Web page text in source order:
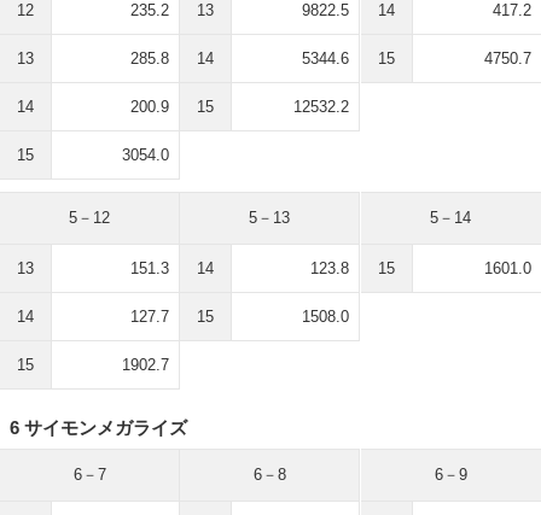
12 235.2
13 285.8
14 200.9
15 3054.0
13 9822.5
14 5344.6
15 12532.2
14 417.2
15 4750.7
5－12
13 151.3
14 127.7
15 1902.7
5－13
14 123.8
15 1508.0
5－14
15 1601.0
6 サイモンメガライズ
6－7 6－8 6－9